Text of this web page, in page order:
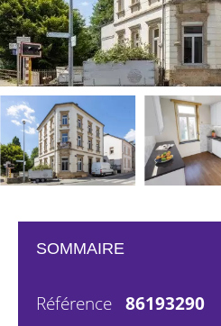
SOMMAIRE
Référence 86193290